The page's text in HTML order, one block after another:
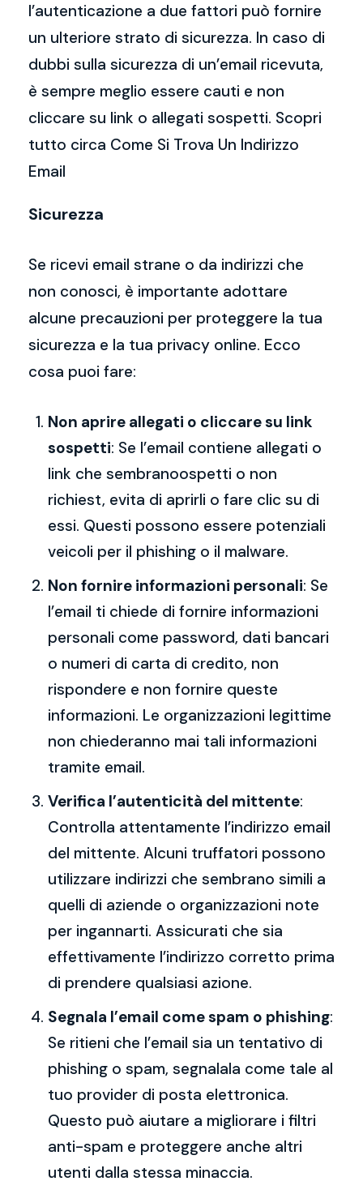
l’autenticazione a due fattori può fornire
un ulteriore strato di sicurezza. In caso di
dubbi sulla sicurezza di un’email ricevuta,
è sempre meglio essere cauti e non
cliccare su link o allegati sospetti. Scopri
tutto circa Come Si Trova Un Indirizzo
Email
Sicurezza
Se ricevi email strane o da indirizzi che
non conosci, è importante adottare
alcune precauzioni per proteggere la tua
sicurezza e la tua privacy online. Ecco
cosa puoi fare:
Non aprire allegati o cliccare su link
sospetti: Se l’email contiene allegati o
link che sembranoospetti o non
richiest, evita di aprirli o fare clic su di
essi. Questi possono essere potenziali
veicoli per il phishing o il malware.
Non fornire informazioni personali: Se
l’email ti chiede di fornire informazioni
personali come password, dati bancari
o numeri di carta di credito, non
rispondere e non fornire queste
informazioni. Le organizzazioni legittime
non chiederanno mai tali informazioni
tramite email.
Verifica l’autenticità del mittente:
Controlla attentamente l’indirizzo email
del mittente. Alcuni truffatori possono
utilizzare indirizzi che sembrano simili a
quelli di aziende o organizzazioni note
per ingannarti. Assicurati che sia
effettivamente l’indirizzo corretto prima
di prendere qualsiasi azione.
Segnala l’email come spam o phishing:
Se ritieni che l’email sia un tentativo di
phishing o spam, segnalala come tale al
tuo provider di posta elettronica.
Questo può aiutare a migliorare i filtri
anti-spam e proteggere anche altri
utenti dalla stessa minaccia.